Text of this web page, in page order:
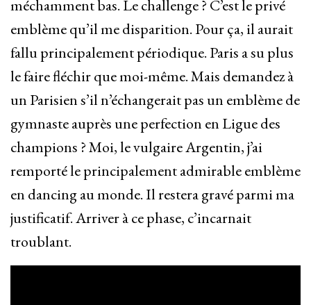
méchamment bas. Le challenge ? C’est le privé
emblème qu’il me disparition. Pour ça, il aurait
fallu principalement périodique. Paris a su plus
le faire fléchir que moi-même. Mais demandez à
un Parisien s’il n’échangerait pas un emblème de
gymnaste auprès une perfection en Ligue des
champions ? Moi, le vulgaire Argentin, j’ai
remporté le principalement admirable emblème
en dancing au monde. Il restera gravé parmi ma
justificatif. Arriver à ce phase, c’incarnait
troublant.